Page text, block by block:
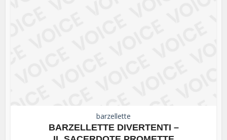
barzellette
BARZELLETTE DIVERTENTI –